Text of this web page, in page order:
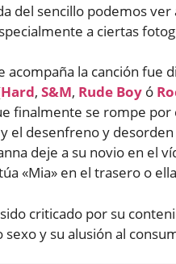
del sencillo podemos
a ciertas
acompaña la canción fue
Hard, S&M, Rude Boy ó
finalmente se rompe por
el desenfreno y
deje a su novio en el
«Mia» en el trasero o
criticado por su
sexo y su alusión al